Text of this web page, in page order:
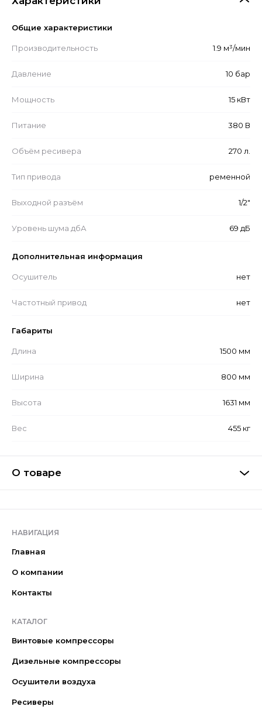
Общие характеристики
Производительность 1.9 м³/мин
Давление 10 бар
Мощность 15 кВт
Питание 380 В
Объём ресивера 270 л.
Тип привода ременной
Выходной разъём 1/2"
Уровень шума дбА 69 дБ
Дополнительная информация
Осушитель нет
Частотный привод нет
Габариты
Длина 1500 мм
Ширина 800 мм
Высота 1631 мм
Вес 455 кг
О товаре
НАВИГАЦИЯ
Главная
О компании
Контакты
КАТАЛОГ
Винтовые компрессоры
Дизельные компрессоры
Осушители воздуха
Ресиверы